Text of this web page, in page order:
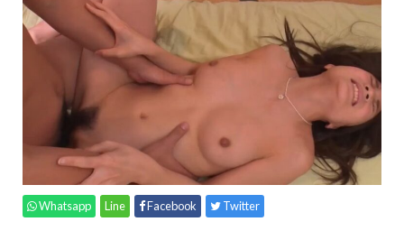
Whatsapp Line Facebook Twitter